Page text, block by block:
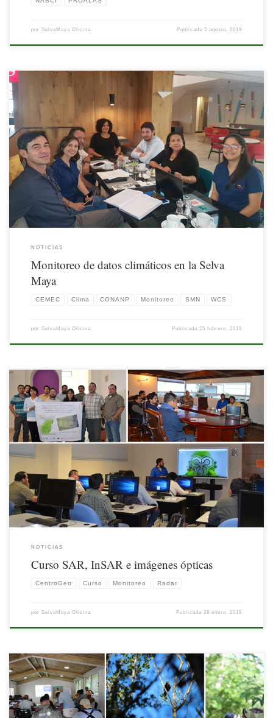
por SelvaMaya Oficina Publicada5 agosto, 2019
Con apoyo del Comité Regional de Recursos Hidráulicos del Sistema de Integración
Centroamericana (CRRH-SICA), el 21 de febrero se llevó a cabo el primer Taller
Regional de Servicios Meteorológicos de la Selva Maya, en la ciudad de
Guatemala.
NOTICIAS
Monitoreo de datos climáticos en la Selva
Maya
CEMEC Clima CONANP Monitoreo SMN WCS
por SelvaMaya Oficina Publicada25 febrero, 2019
La gama de aplicaciones de la teledetección con radar de apertura sintética (SAR) es
amplia, algunas de las más apreciadas se orientan al monitoreo temporal de
procesos, actividades antropogénicas y desastres naturales como inundaciones,
deslizamientos, hundimientos, terremotos, deforestación, entre otros.
NOTICIAS
Curso SAR, InSAR e imágenes ópticas
CentroGeo Curso Monitoreo Radar
por SelvaMaya Oficina Publicada28 enero, 2019
No sólo científicos o especialistas monitorean la diversidad biológica, también la